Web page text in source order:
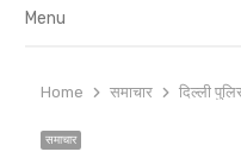
Menu
Menu
Home समाचार दिल्ली
समाचार